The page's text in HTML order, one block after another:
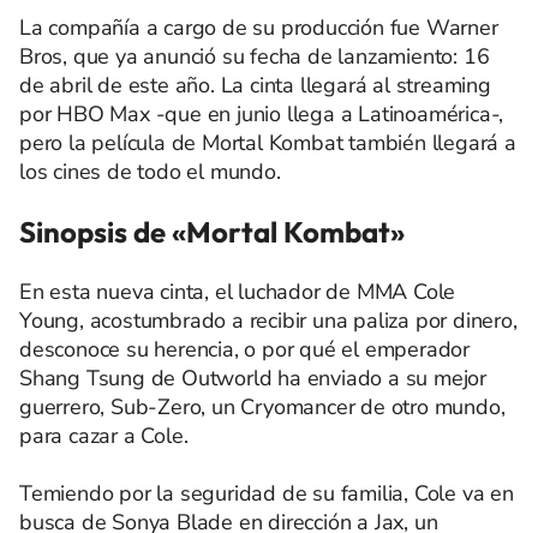
La compañía a cargo de su producción fue Warner
Bros, que ya anunció su fecha de lanzamiento: 16
de abril de este año. La cinta llegará al streaming
por HBO Max -que en junio llega a Latinoamérica-,
pero la película de Mortal Kombat también llegará a
los cines de todo el mundo.
Sinopsis de «Mortal Kombat»
En esta nueva cinta, el luchador de MMA Cole
Young, acostumbrado a recibir una paliza por dinero,
desconoce su herencia, o por qué el emperador
Shang Tsung de Outworld ha enviado a su mejor
guerrero, Sub-Zero, un Cryomancer de otro mundo,
para cazar a Cole.
Temiendo por la seguridad de su familia, Cole va en
busca de Sonya Blade en dirección a Jax, un